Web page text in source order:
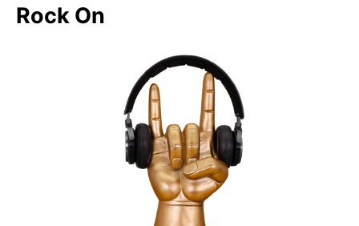
Rock On